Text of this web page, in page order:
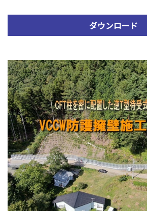
ダウンロード